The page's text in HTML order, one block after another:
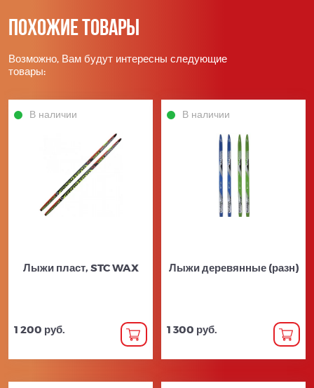
Похожие товары
Возможно, Вам будут интересны следующие
товары:
В наличии
Лыжи пласт, STC WAX
1 200 руб.
В наличии
Лыжи деревянные (разн)
1 300 руб.